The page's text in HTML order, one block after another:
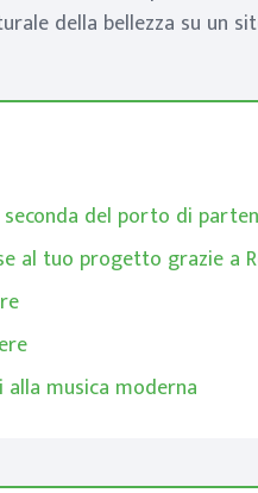
della bellezza su un
del porto di
al tuo progetto grazie a
musica moderna